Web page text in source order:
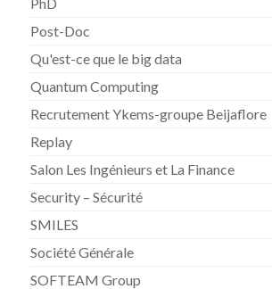
Post-Doc
Qu'est-ce que le big data
Quantum Computing
Recrutement Ykems-groupe Beijaflore
Replay
Salon Les Ingénieurs et La Finance
Security – Sécurité
SMILES
Société Générale
SOFTEAM Group